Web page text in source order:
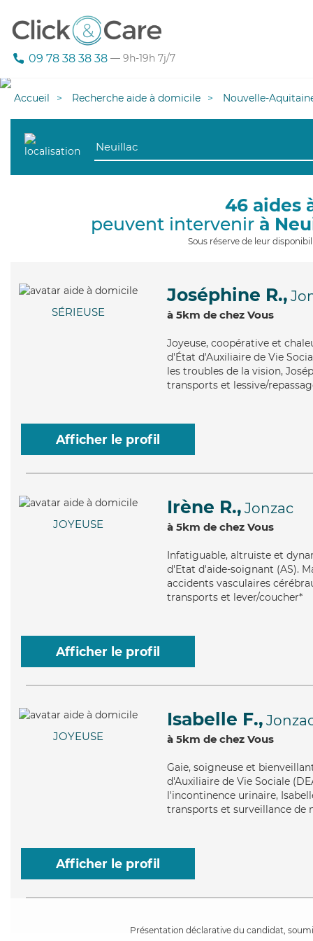
09 78 38 38 38 — 9h-19h 7j/7
Accueil Recherche aide à domicile Nouvelle-
46 aides
peuvent intervenir à
Sous réserve de leur
SÉRIEUSE
Joséphine R.,
à 5km de chez Vous
Joyeuse, coopérative et
d'État d'Auxiliaire de Vie
les troubles de la vision,
transports et lessive/
Afficher le profil
JOYEUSE
Irène R., Jonzac
à 5km de chez Vous
Infatiguable, altruiste et
d'Etat d'aide-soignant (AS).
accidents vasculaires
transports et lever/coucher*
Afficher le profil
JOYEUSE
Isabelle F.,
à 5km de chez Vous
Gaie, soigneuse et
d'Auxiliaire de Vie Sociale
l'incontinence urinaire,
transports et surveillance de
Afficher le profil
Présentation déclarative du candidat,